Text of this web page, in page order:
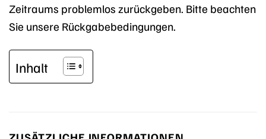
Zeitraums problemlos zurückgeben. Bitte beachten
Sie unsere Rückgabebedingungen.
Inhalt